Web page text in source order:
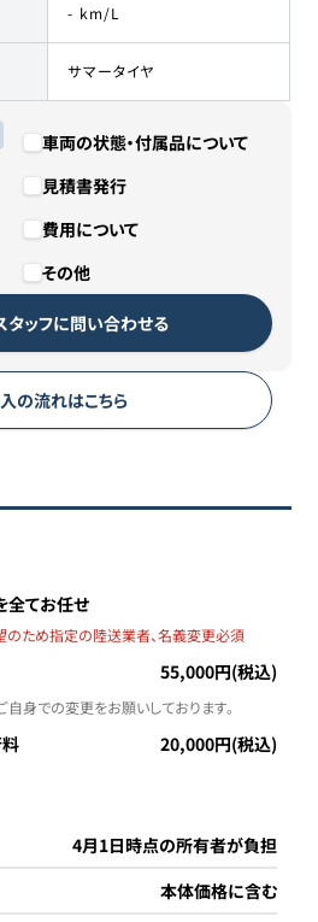
- km/L
サマータイヤ
車両の状態・付属品について
見積書発行
費用について
その他
タッフに問い合わせる
の流れはこちら
全てお任せ
ため指定の陸送業者、名義変更必須
55,000円(税込)
身での変更をお願いしております。
20,000円(税込)
4月1日時点の所有者が負担
本体価格に含む